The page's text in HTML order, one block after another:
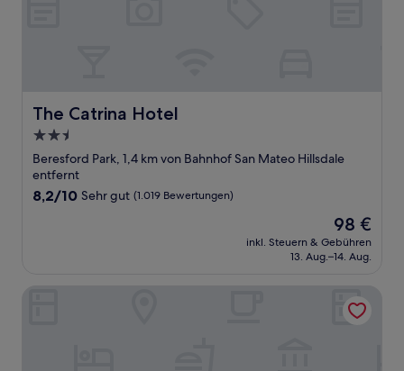
The Catrina Hotel
The Catrina Hotel
2.5-
Sterne-
Unterkunft
Beresford Park, 1,4 km von Bahnhof San Mateo Hillsdale
entfernt
8.2
Bewertungen)
8,2/10 Sehr gut (1.019 Bewertungen)
Der
Preis
beträgt
98 €
inkl. Steuern & Gebühren
13. Aug.–14. Aug.